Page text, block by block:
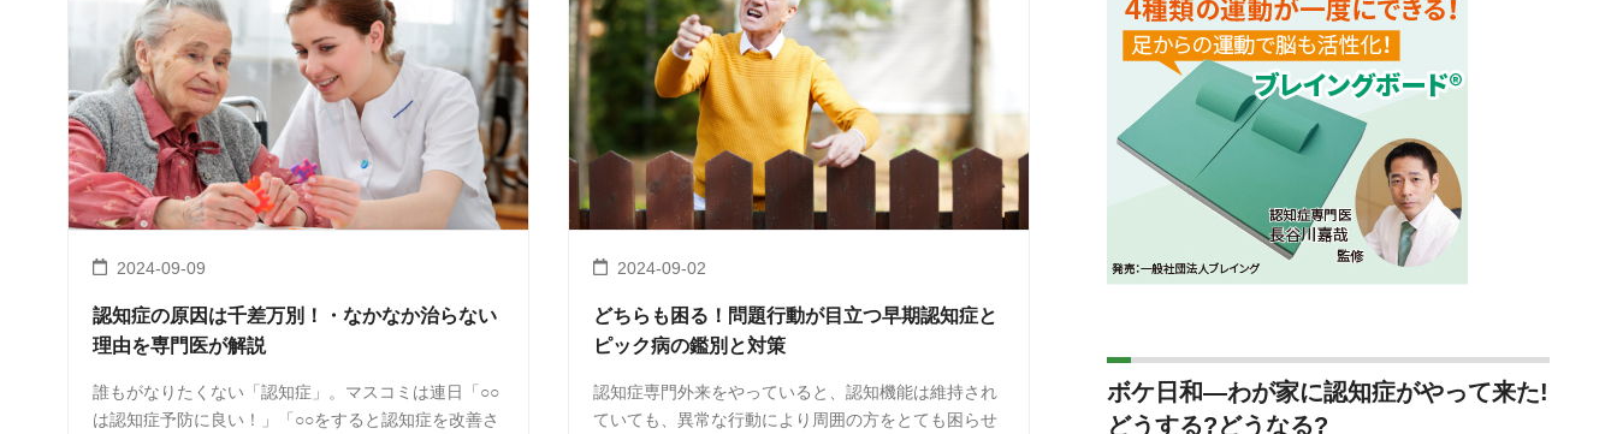
2024-09-09
認知症の原因は千差万別！・なかなか治らない
理由を専門医が解説
誰もがなりたくない「認知症」。マスコミは連日「○○
は認知症予防に良い！」「○○をすると認知症を改善さ
2024-09-02
どちらも困る！問題行動が目立つ早期認知症と
ピック病の鑑別と対策
認知症専門外来をやっていると、認知機能は維持され
ていても、異常な行動により周囲の方をとても困らせ
ボケ日和―わが家に認知症がやって来た!
どうする?どうなる?